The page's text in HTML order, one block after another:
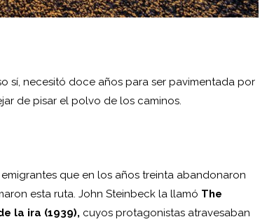
sí, necesitó doce años para ser pavimentada por
de pisar el polvo de los caminos.
que en los años treinta abandonaron
esta ruta. John Steinbeck la llamó The
la ira (1939), cuyos protagonistas atravesaban